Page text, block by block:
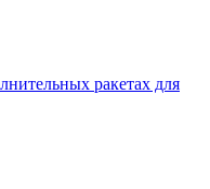
ракетах для